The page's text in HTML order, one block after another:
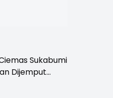
Sukabumi
Dijemput
Polisi